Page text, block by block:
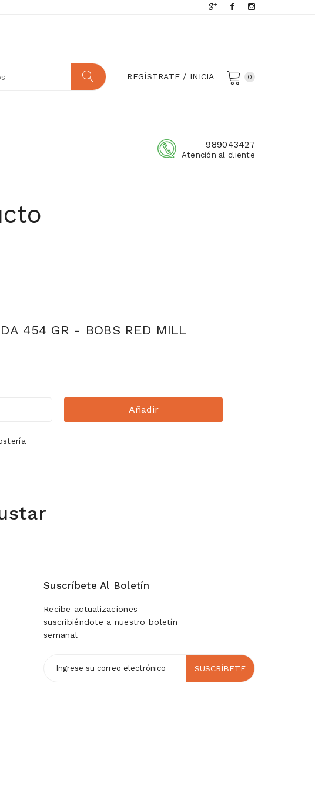
REGÍSTRATE / INICIA 0
989043427
Atención al cliente
454 GR - BOBS RED MILL
Añadir
Suscríbete Al Boletín
Recibe actualizaciones
suscribiéndote a nuestro boletín
semanal
SUSCRÍBETE